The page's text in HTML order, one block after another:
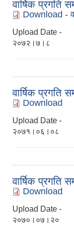
वार्षिक प्रगति
Download -
Upload Date -
२०७२।७।८
वार्षिक प्रगति
Download
Upload Date -
२०७१।०६।०८
वार्षिक प्रगति
Download
Upload Date -
२०७०।०७।२०